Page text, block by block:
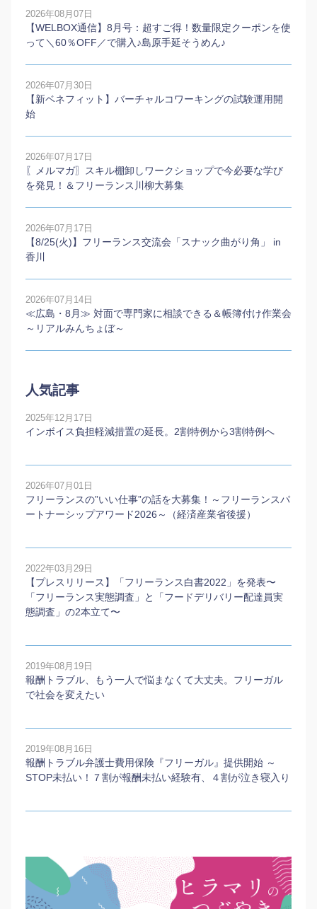
2026年08月07日
【WELBOX通信】8月号：超すご得！数量限定クーポンを使
って＼60％OFF／で購入♪島原手延そうめん♪
2026年07月30日
【新ベネフィット】バーチャルコワーキングの試験運用開
始
2026年07月17日
〖メルマガ〗スキル棚卸しワークショップで今必要な学び
を発見！＆フリーランス川柳大募集
2026年07月17日
【8/25(火)】フリーランス交流会「スナック曲がり角」 in
香川
2026年07月14日
≪広島・8月≫ 対面で専門家に相談できる＆帳簿付け作業会
～リアルみんちょぼ～
人気記事
2025年12月17日
インボイス負担軽減措置の延長。2割特例から3割特例へ
2026年07月01日
フリーランスの”いい仕事”の話を大募集！～フリーランスパ
ートナーシップアワード2026～（経済産業省後援）
2022年03月29日
【プレスリリース】「フリーランス白書2022」を発表〜
「フリーランス実態調査」と「フードデリバリー配達員実
態調査」の2本⽴て〜
2019年08月19日
報酬トラブル、もう一人で悩まなくて大丈夫。フリーガル
で社会を変えたい
2019年08月16日
報酬トラブル弁護士費用保険『フリーガル』提供開始 ～
STOP未払い！７割が報酬未払い経験有、４割が泣き寝入り